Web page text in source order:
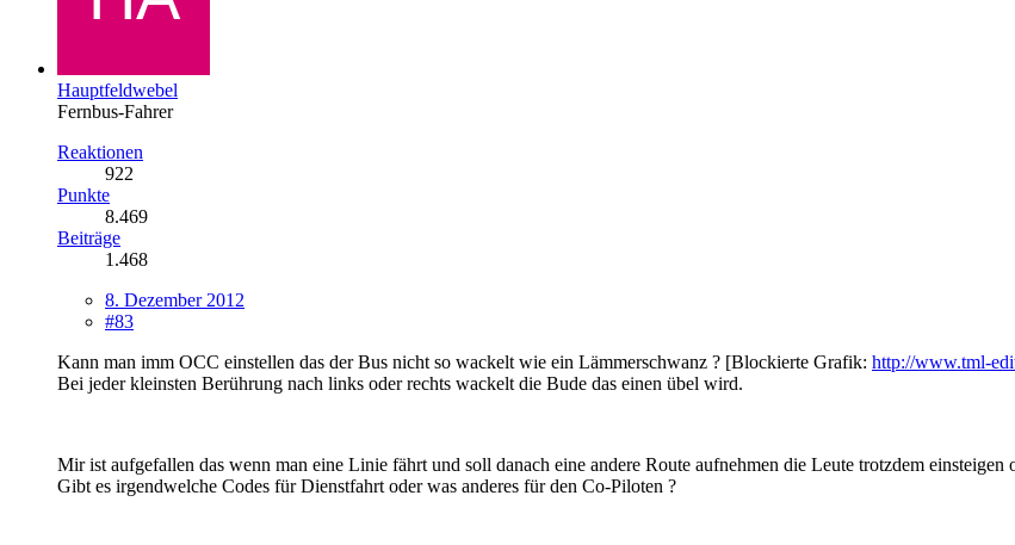
Hauptfeldwebel
Fernbus-Fahrer
Reaktionen
922
Punkte
8.469
Beiträge
1.468
8. Dezember 2012
#83
Kann man imm OCC einstellen das der Bus nicht so wackelt wie ein Lämmerschwanz ? [Blockierte Grafik: http://www.tml-
Bei jeder kleinsten Berührung nach links oder rechts wackelt die Bude das einen übel wird.
Mir ist aufgefallen das wenn man eine Linie fährt und soll danach eine andere Route aufnehmen die Leute trotzdem
Gibt es irgendwelche Codes für Dienstfahrt oder was anderes für den Co-Piloten ?